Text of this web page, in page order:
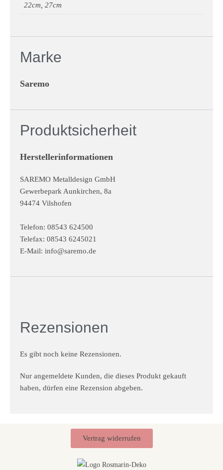
22cm, 27cm
Marke
Saremo
Produktsicherheit
Herstellerinformationen
SAREMO Metalldesign GmbH
Gewerbepark Aunkirchen, 8a
94474 Vilshofen
Telefon: 08543 624500
Telefax: 08543 6245021
E-Mail: info@saremo.de
Rezensionen
Es gibt noch keine Rezensionen.
Nur angemeldete Kunden, die dieses Produkt gekauft
haben, dürfen eine Rezension abgeben.
Vertrag widerrufen